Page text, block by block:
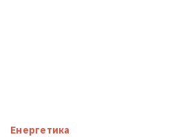
Енергетика